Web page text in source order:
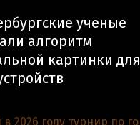
ученые
алгоритм
картинки для